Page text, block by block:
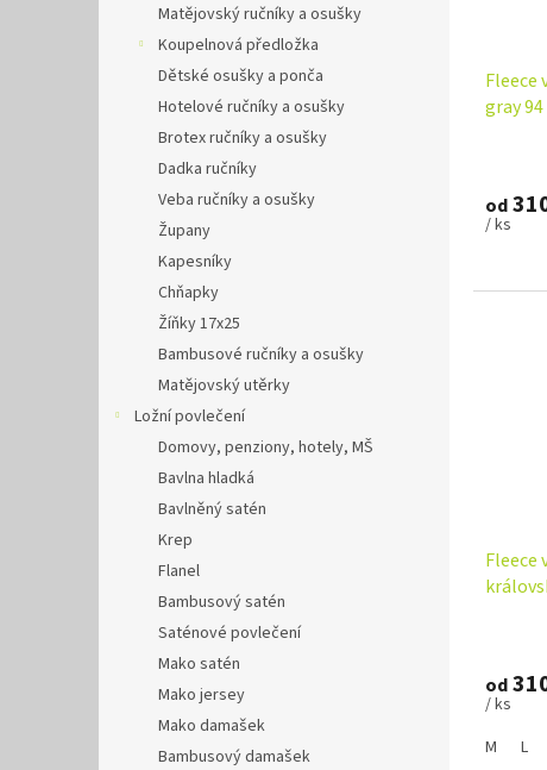
Matějovský ručníky a osušky
Koupelnová předložka
Dětské osušky a ponča
Hotelové ručníky a osušky
Brotex ručníky a osušky
Dadka ručníky
Veba ručníky a osušky
Župany
Kapesníky
Chňapky
Žíňky 17x25
Bambusové ručníky a osušky
Matějovský utěrky
Ložní povlečení
Domovy, penziony, hotely, MŠ
Bavlna hladká
Bavlněný satén
Krep
Flanel
Bambusový satén
Saténové povlečení
Mako satén
Mako jersey
Mako damašek
Bambusový damašek
Fleece
gray
od
/ ks
Fleece
od
/ ks
M L